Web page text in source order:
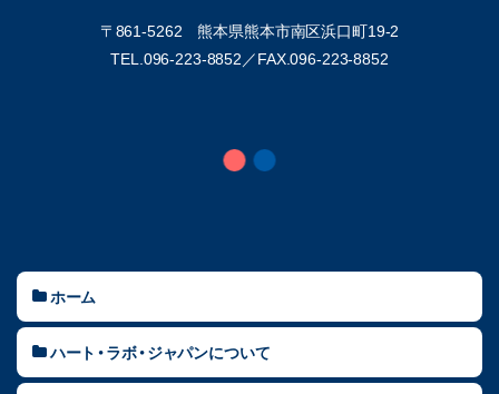
〒861-5262 熊本県熊本市南区浜口町19-2
TEL.096-223-8852／FAX.096-223-8852
ホーム
ハート・ラボ・ジャパンについて